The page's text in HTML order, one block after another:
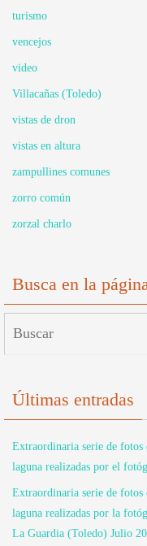
turismo
vencejos
video
Villacañas (Toledo)
vistas de dron
vistas en altura
zampullines comunes
zorro común
zorzal charlo
Busca en la
Últimas entradas
Extraordinaria serie de fotos
laguna realizadas por el
Extraordinaria serie de fotos
laguna realizadas por la
La Guardia (Toledo) Julio